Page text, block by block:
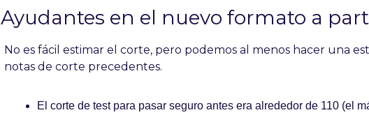
Ayudantes en el nuevo formato a
No es fácil estimar el corte, pero podemos al menos hacer una
notas de corte precedentes.
El corte de test para pasar seguro antes era alrededor de 110 (el